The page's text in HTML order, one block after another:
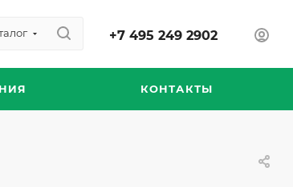
+7 495 249 2902
КОНТАКТЫ